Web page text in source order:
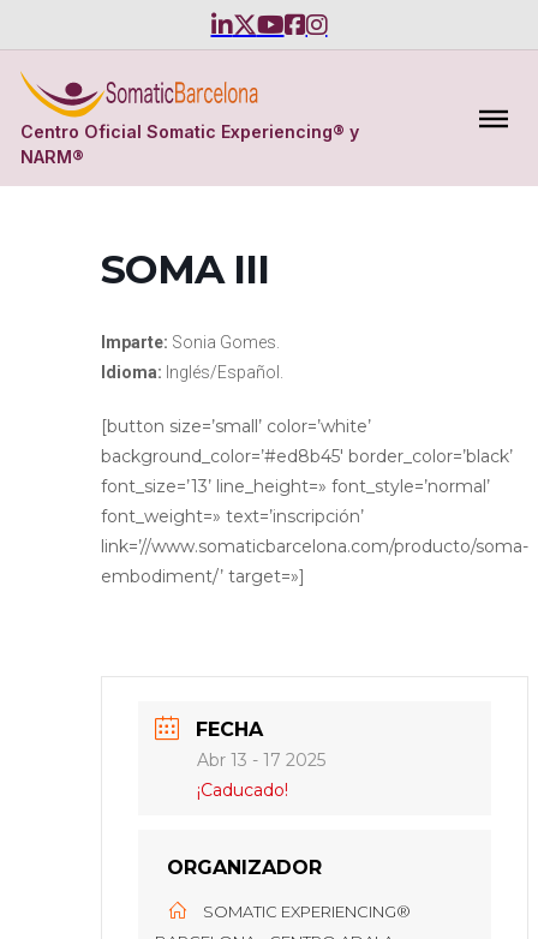
Centro Oficial Somatic Experiencing® y
NARM®
SOMA III
Imparte: Sonia Gomes.
Idioma: Inglés/Español.
[button size=’small’ color=’white’
background_color=’#ed8b45′ border_color=’black’
font_size=’13’ line_height=» font_style=’normal’
font_weight=» text=’inscripción’
link=’//www.somaticbarcelona.com/producto/soma-
embodiment/’ target=»]
FECHA
Abr 13 - 17 2025
¡Caducado!
ORGANIZADOR
SOMATIC EXPERIENCING®